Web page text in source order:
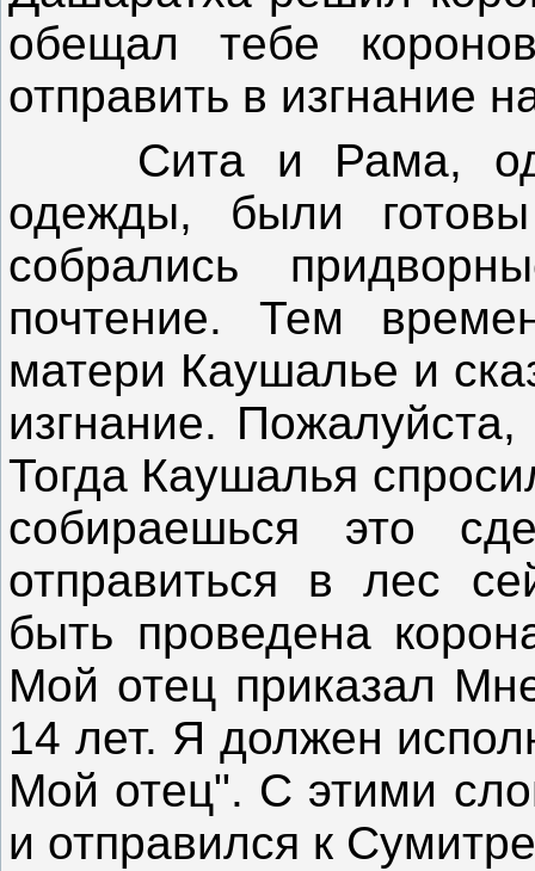
обещал тебе
отправить в изгнание
Сита и Рама,
одежды, были
собрались
почтение. Тем
матери Каушалье и
изгнание.
Тогда Каушалья
собираешься это
отправиться в лес
быть проведена
Мой отец приказал
14 лет. Я должен
Мой отец". С этими
и отправился к